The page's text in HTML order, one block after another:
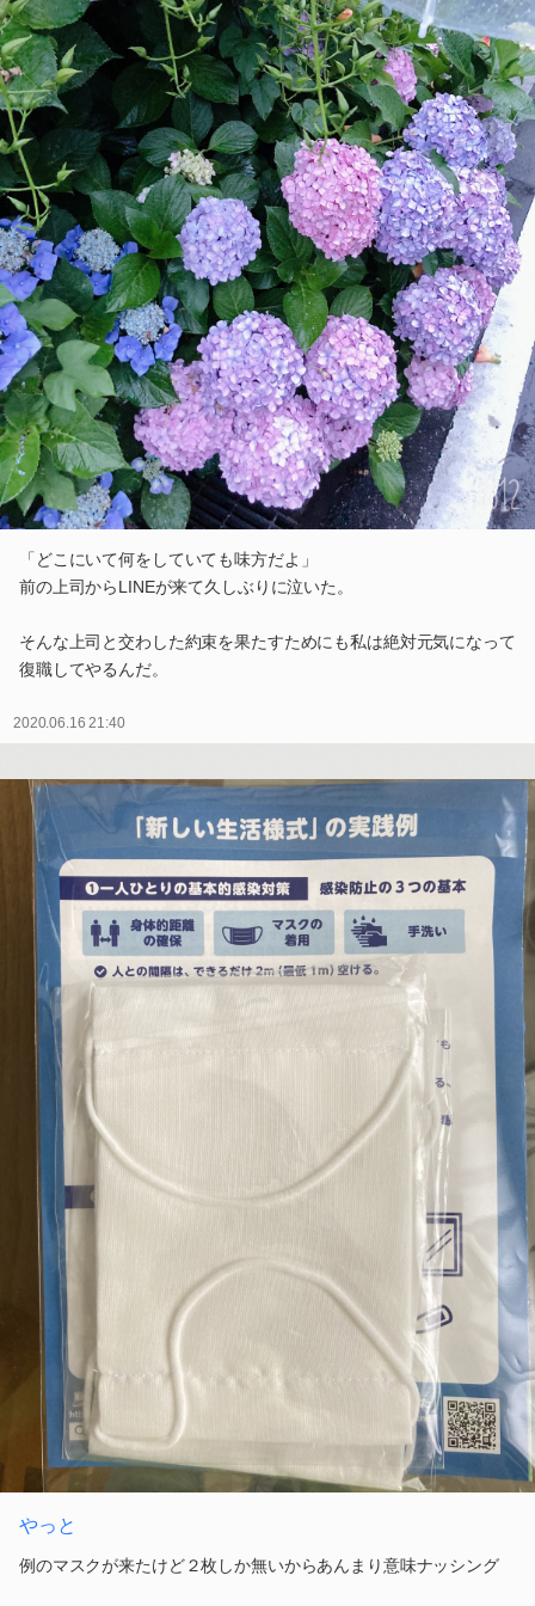
「どこにいて何をしていても味方だよ」
前の上司からLINEが来て久しぶりに泣いた。
そんな上司と交わした約束を果たすためにも私は絶対元気になって
復職してやるんだ。
2020.06.16 21:40
やっと
例のマスクが来たけど２枚しか無いからあんまり意味ナッシング